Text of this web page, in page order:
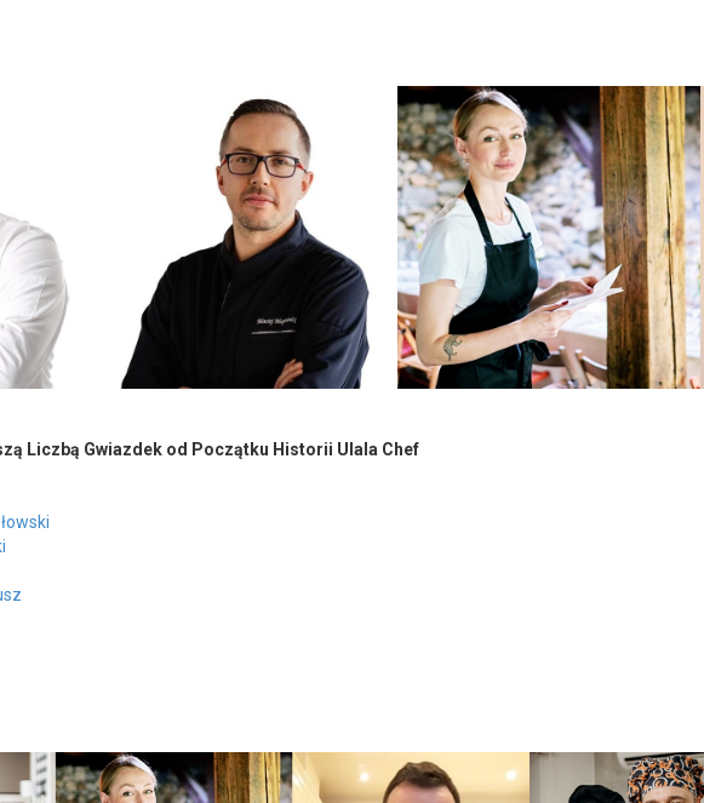
Liczbą Gwiazdek od Początku Historii Ulala Chef